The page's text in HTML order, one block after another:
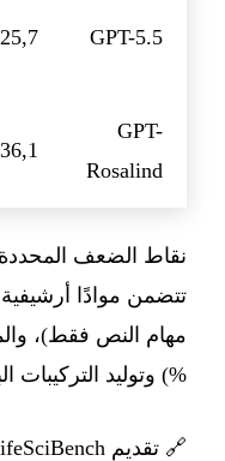
GPT-5.5
25,7 %
GPT-
Rosalind
36,1 %
%) وتوليد التركيبات
🔗 تقديم LifeSciBench